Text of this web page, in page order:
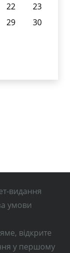
22
23
29
30
видання
умови
відкрите
у першому